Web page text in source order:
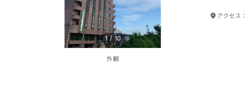
1 /10
外観
アクセス：